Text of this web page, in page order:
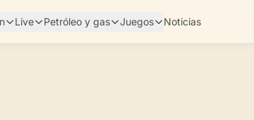
Live Petróleo y gas Juegos Noticias